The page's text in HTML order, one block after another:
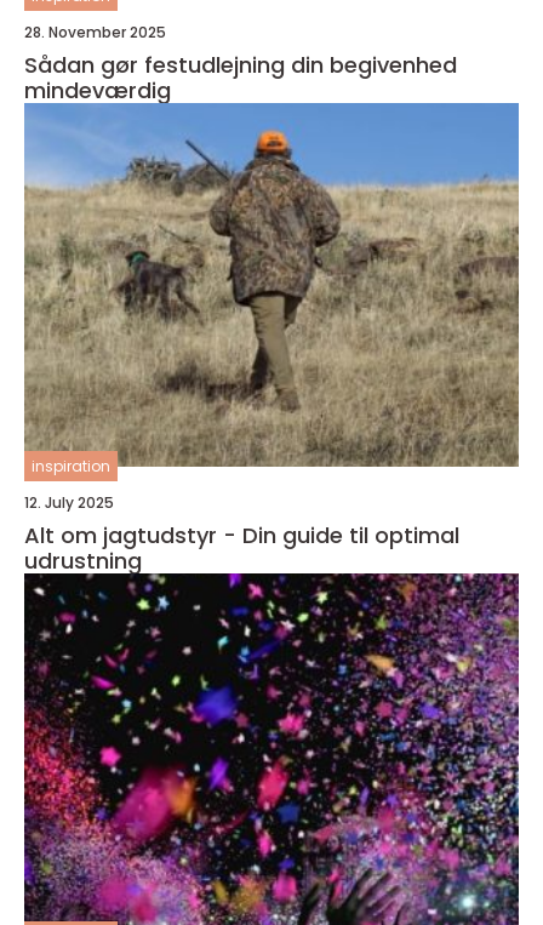
28. November 2025
Sådan gør festudlejning din begivenhed
mindeværdig
inspiration
12. July 2025
Alt om jagtudstyr - Din guide til optimal
udrustning